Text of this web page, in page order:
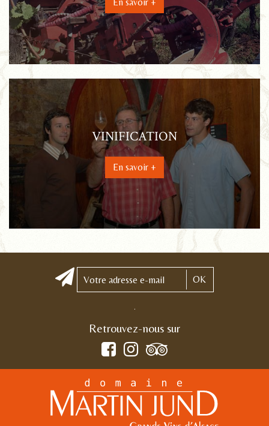
VINIFICATION
En savoir +
OK
.
Retrouvez-nous sur